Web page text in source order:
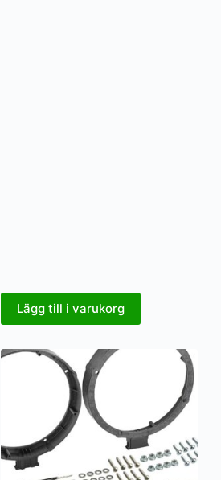
Lägg till i varukorg